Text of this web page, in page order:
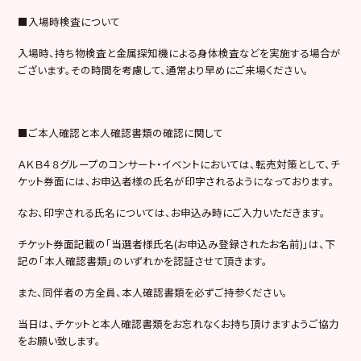
■入場時検査について
入場時、持ち物検査と金属探知機による身体検査などを実施する場合が
ございます。その時間を考慮して、通常より早めにご来場ください。
■ご本人確認と本人確認書類の確認に関して
ＡＫＢ４８グループのコンサート・イベントにおいては、転売対策として、チ
ケット券面には、お申込者様の氏名が印字されるようになっております。
なお、印字される氏名については、お申込み時にご入力いただきます。
チケット券面記載の「当選者様氏名(お申込み登録されたお名前)」は、下
記の「本人確認書類」のいずれかを認証させて頂きます。
また、同伴者の方全員、本人確認書類を必ずご持参ください。
当日は、チケットと本人確認書類をお忘れなくお持ち頂けますようご協力
をお願い致します。